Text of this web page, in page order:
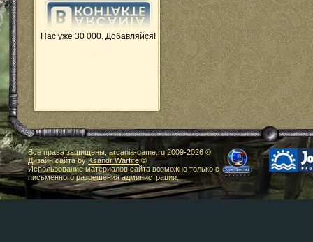
Нас уже 30 000. Добавляйся!
Все права защищены,arcania-game.ru2009-2026 ©
Дизайн сайта byKsandr Warfire©
Использование материалов сайта возможно только с
письменного разрешения администрации.